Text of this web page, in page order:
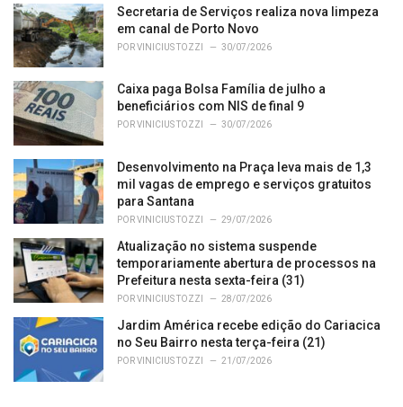
:
Secretaria de Serviços realiza nova limpeza
em canal de Porto Novo
PORVINICIUS TOZZI 30/07/2026
Caixa paga Bolsa Família de julho a
beneficiários com NIS de final 9
PORVINICIUS TOZZI 30/07/2026
Desenvolvimento na Praça leva mais de 1,3
mil vagas de emprego e serviços gratuitos
para Santana
PORVINICIUS TOZZI 29/07/2026
Atualização no sistema suspende
temporariamente abertura de processos na
Prefeitura nesta sexta-feira (31)
PORVINICIUS TOZZI 28/07/2026
Jardim América recebe edição do Cariacica
no Seu Bairro nesta terça-feira (21)
PORVINICIUS TOZZI 21/07/2026